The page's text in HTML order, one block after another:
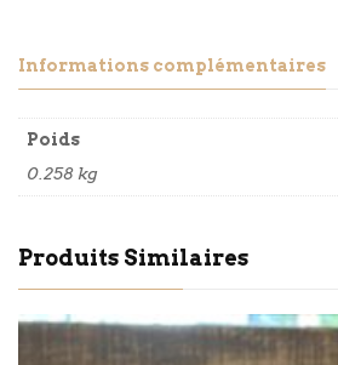
Informations complémentaires
Poids
0.258 kg
Produits Similaires